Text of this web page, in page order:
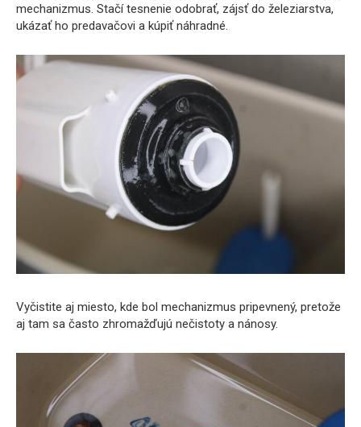
mechanizmus. Stačí tesnenie odobrať, zájsť do železiarstva,
ukázať ho predavačovi a kúpiť náhradné.
Vyčistite aj miesto, kde bol mechanizmus pripevnený, pretože
aj tam sa často zhromažďujú nečistoty a nánosy.